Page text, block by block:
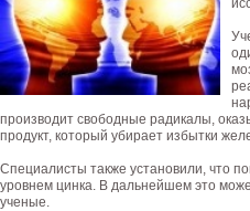
производит свободные радикалы,
продукт, который убирает избытки
Специалисты также установили, что
уровнем цинка. В дальнейшем это
ученые.